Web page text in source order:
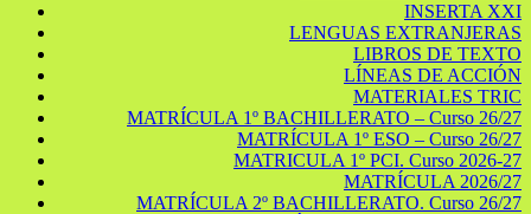
INSERTA XXI
LENGUAS EXTRANJERAS
LIBROS DE TEXTO
LÍNEAS DE ACCIÓN
MATERIALES TRIC
MATRÍCULA 1º BACHILLERATO – Curso 26/27
MATRÍCULA 1º ESO – Curso 26/27
MATRICULA 1º PCI. Curso 2026-27
MATRÍCULA 2026/27
MATRÍCULA 2º BACHILLERATO. Curso 26/27